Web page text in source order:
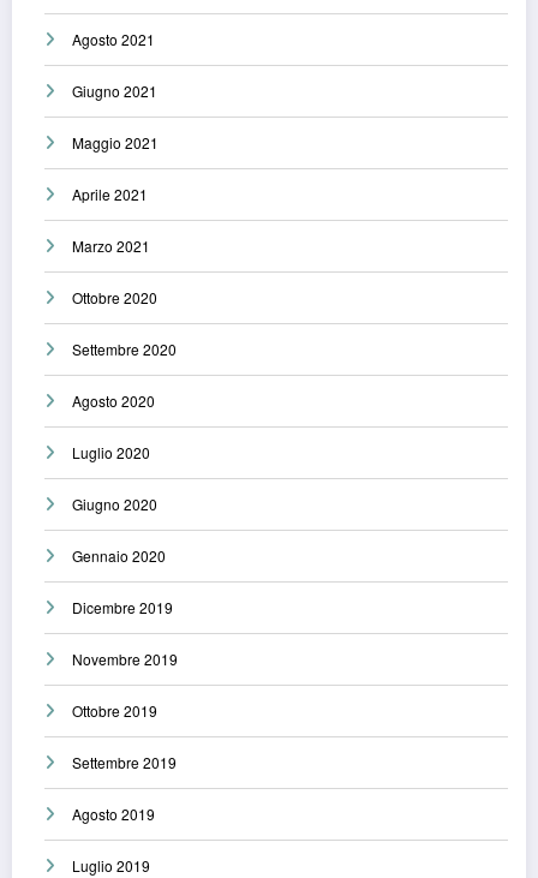
Agosto 2021
Giugno 2021
Maggio 2021
Aprile 2021
Marzo 2021
Ottobre 2020
Settembre 2020
Agosto 2020
Luglio 2020
Giugno 2020
Gennaio 2020
Dicembre 2019
Novembre 2019
Ottobre 2019
Settembre 2019
Agosto 2019
Luglio 2019